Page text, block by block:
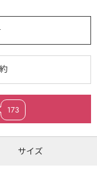
173
サイズ